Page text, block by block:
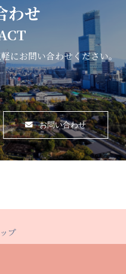
わせ
にお問い合わせください。
お問い合わせ
プ